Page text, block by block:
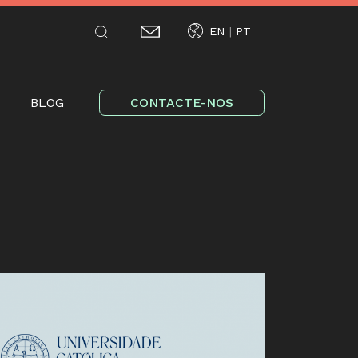
EN PT
BLOG CONTACTE-NOS